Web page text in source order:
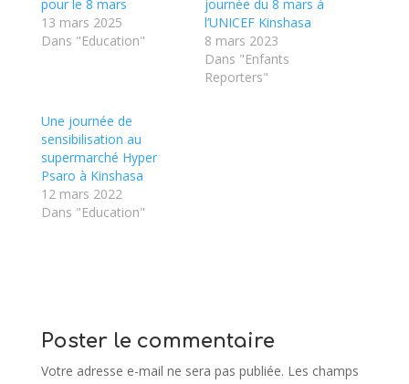
pour le 8 mars
13 mars 2025
Dans "Education"
journée du 8 mars à
l’UNICEF Kinshasa
8 mars 2023
Dans "Enfants
Reporters"
Une journée de
sensibilisation au
supermarché Hyper
Psaro à Kinshasa
12 mars 2022
Dans "Education"
Poster le commentaire
Votre adresse e-mail ne sera pas publiée. Les champs